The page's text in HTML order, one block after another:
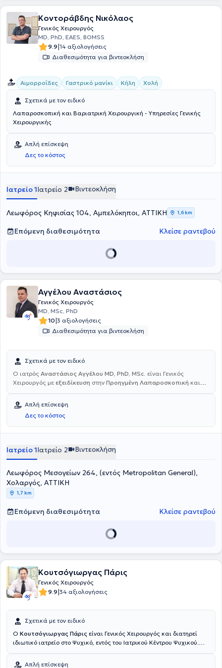
Κοντοράβδης Nικόλαος
Γενικός Χειρουργός
MD, PhD, EAES, BOMSS
9.9|14 αξιολογήσεις
Διαθεσιμότητα για βιντεοκλήση
Αιμορροΐδες Γαστρικό μανίκι Κήλη Χολή
Σχετικά με τον ειδικό
Λαπαροσκοπική και Βαριατρική Χειρουργική - Υπηρεσίες Γενικής
Χειρουργικής
Απλή επίσκεψη
Δες το κόστος
Ιατρείο 1Ιατρείο 2 Βιντεοκλήση
Λεωφόρος Κηφισίας 104, Αμπελόκηποι, ΑΤΤΙΚΗ 1,6 km
Επόμενη διαθεσιμότητα Κλείσε ραντεβού
Αγγέλου Αναστάσιος
Γενικός Χειρουργός
MD, MSc, PhD
10|3 αξιολογήσεις
Διαθεσιμότητα για βιντεοκλήση
Σχετικά με τον ειδικό
Ο ιατρός Αναστάσιος Αγγέλου MD, PhD, MSc. είναι Γενικός
Χειρουργός με εξειδίκευση στην Προηγμένη Λαπαροσκοπική και
καθώς και στην
Διδάκτωρ της Ιατρικής Σχολής του Εθνικού και Καποδιστριακού
Πανεπιστημίου Αθηνών. Έχει μετεκπαιδευτεί σε κορυφαία κέντρα
του εξωτερικού μεταξύ των οποίων το Cleveland Clinic Foundation,
πραγματοποιεί επεμβάσεις σε ιδιωτικά νοσοκομεία των Αθηνών.
Τέλος, ο γιατρός ανήκει στους SOS ιατρούς.
Απλή επίσκεψη
Δες το κόστος
Ιατρείο 1Ιατρείο 2 Βιντεοκλήση
Λεωφόρος Μεσογείων 264, (εντός Metropolitan General),
Χολαργός, ΑΤΤΙΚΗ
1,7 km
Επόμενη διαθεσιμότητα Κλείσε ραντεβού
Κουτσόγιωργας Πάρις
Γενικός Χειρουργός
9.9|34 αξιολογήσεις
Σχετικά με τον ειδικό
Ο Κουτσόγιωργας Πάρις είναι Γενικός Χειρουργός και διατηρεί
ιδιωτικό ιατρείο στο Ψυχικό, εντός του Ιατρικού Κέντρου Ψυχικού.
Πανεπιστημίου Θεσσαλονίκης και ολοκλήρωσε την ειδικότητά του
Απλή επίσκεψη